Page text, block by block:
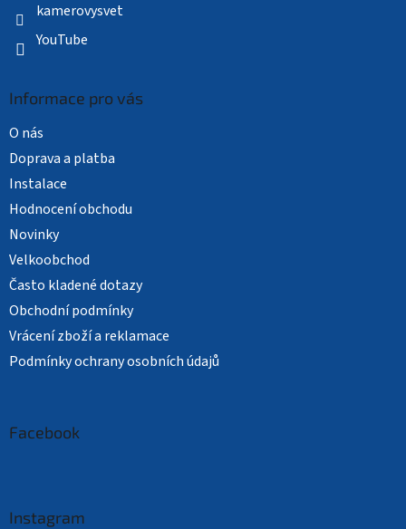
kamerovysvet
YouTube
Informace pro vás
O nás
Doprava a platba
Instalace
Hodnocení obchodu
Novinky
Velkoobchod
Často kladené dotazy
Obchodní podmínky
Vrácení zboží a reklamace
Podmínky ochrany osobních údajů
Facebook
Instagram